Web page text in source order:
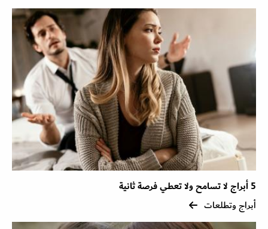
5 أبراج لا تسامح ولا تعطي فرصة ثانية
أبراج وتطلعات